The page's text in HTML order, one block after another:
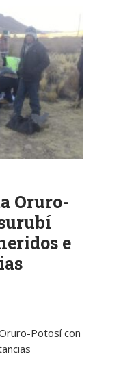
Oruro-
e
Potosí con